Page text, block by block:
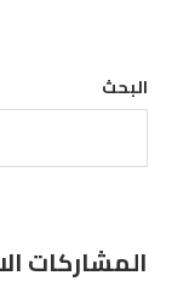
البحث
المشاركات